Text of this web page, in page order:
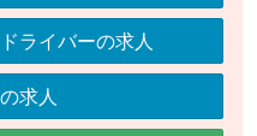
ライバーの求人
求人